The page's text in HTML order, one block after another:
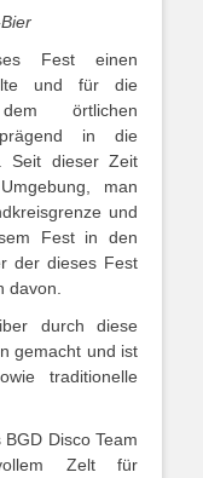
Fest einen
und für die
örtlichen
in die
Seit dieser Zeit
man
und
Fest in den
der dieses Fest
davon.
durch diese
gemacht und ist
traditionelle
Disco Team
Zelt für